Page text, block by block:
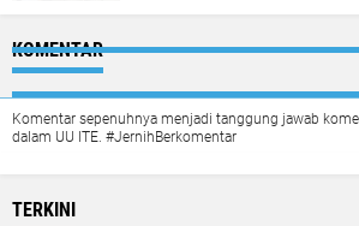
KOMENTAR
Komentar sepenuhnya menjadi tanggung jawab
dalam UU ITE. #JernihBerkomentar
TERKINI